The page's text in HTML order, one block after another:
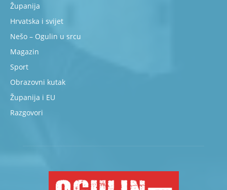
Županija
Hrvatska i svijet
Nešo – Ogulin u srcu
Magazin
Sport
Obrazovni kutak
Županija i EU
Razgovori